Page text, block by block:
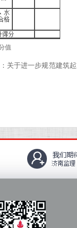
值
关于进一步规范建筑